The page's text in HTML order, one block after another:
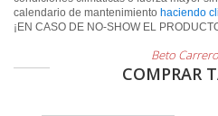
calendario de mantenimiento haciendo
¡EN CASO DE NO-SHOW EL
Beto
COMPRAR